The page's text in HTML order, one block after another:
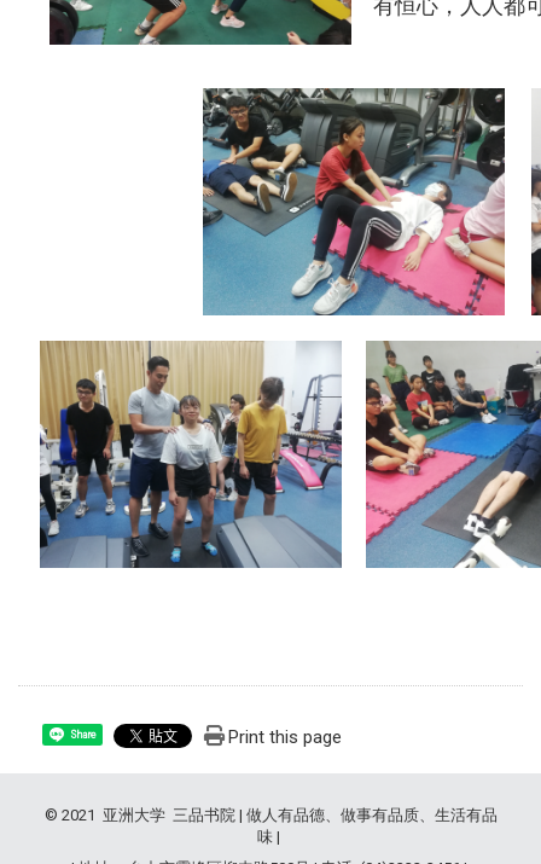
有恒心，人人都
Share Print this page
© 2021 亚洲大学 三品书院 | 做人有品德、做事有品质、生活有品
味 |